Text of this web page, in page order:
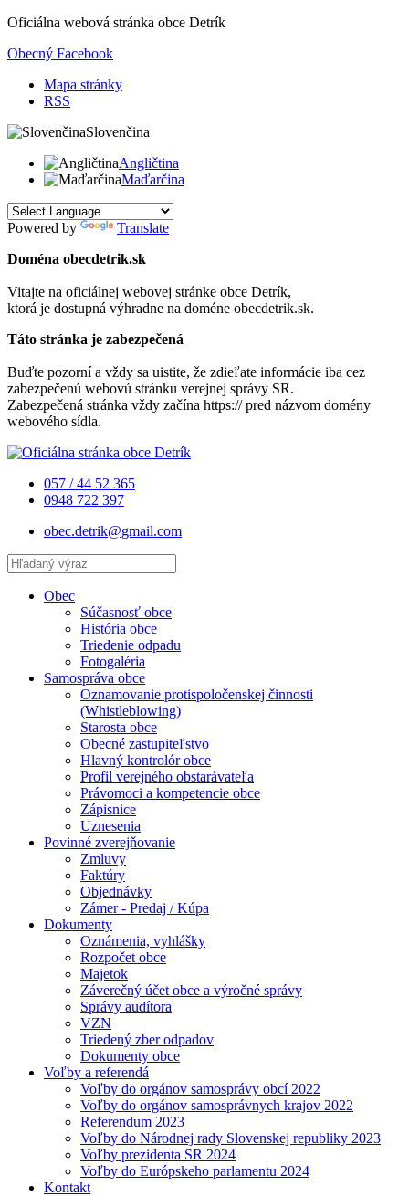
Oficiálna webová stránka obce Detrík
Obecný Facebook
Mapa stránky
RSS
Slovenčina
Angličtina
Maďarčina
Powered by
Translate
Doména obecdetrik.sk
Vitajte na oficiálnej webovej stránke obce Detrík,
ktorá je dostupná výhradne na doméne obecdetrik.sk.
Táto stránka je zabezpečená
Buďte pozorní a vždy sa uistite, že zdieľate informácie iba cez
zabezpečenú webovú stránku verejnej správy SR.
Zabezpečená stránka vždy začína https:// pred názvom domény
webového sídla.
057 / 44 52 365
0948 722 397
obec.detrik@gmail.com
Obec
Súčasnosť obce
História obce
Triedenie odpadu
Fotogaléria
Samospráva obce
Oznamovanie protispoločenskej činnosti
(Whistleblowing)
Starosta obce
Obecné zastupiteľstvo
Hlavný kontrolór obce
Profil verejného obstarávateľa
Právomoci a kompetencie obce
Zápisnice
Uznesenia
Povinné zverejňovanie
Zmluvy
Faktúry
Objednávky
Zámer - Predaj / Kúpa
Dokumenty
Oznámenia, vyhlášky
Rozpočet obce
Majetok
Záverečný účet obce a výročné správy
Správy audítora
VZN
Triedený zber odpadov
Dokumenty obce
Voľby a referendá
Voľby do orgánov samosprávy obcí 2022
Voľby do orgánov samosprávnych krajov 2022
Referendum 2023
Voľby do Národnej rady Slovenskej republiky 2023
Voľby prezidenta SR 2024
Voľby do Európskeho parlamentu 2024
Kontakt